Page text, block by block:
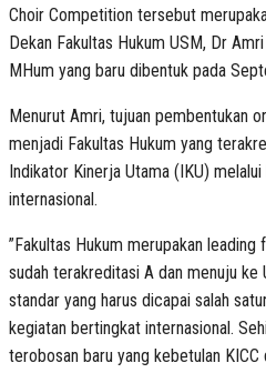
Choir Competition tersebut
Dekan Fakultas Hukum USM, Dr
MHum yang baru dibentuk pada
Menurut Amri, tujuan pembentukan
menjadi Fakultas Hukum yang
Indikator Kinerja Utama (IKU)
internasional.
”Fakultas Hukum merupakan
sudah terakreditasi A dan menuju ke
standar yang harus dicapai salah
kegiatan bertingkat internasional.
terobosan baru yang kebetulan KICC